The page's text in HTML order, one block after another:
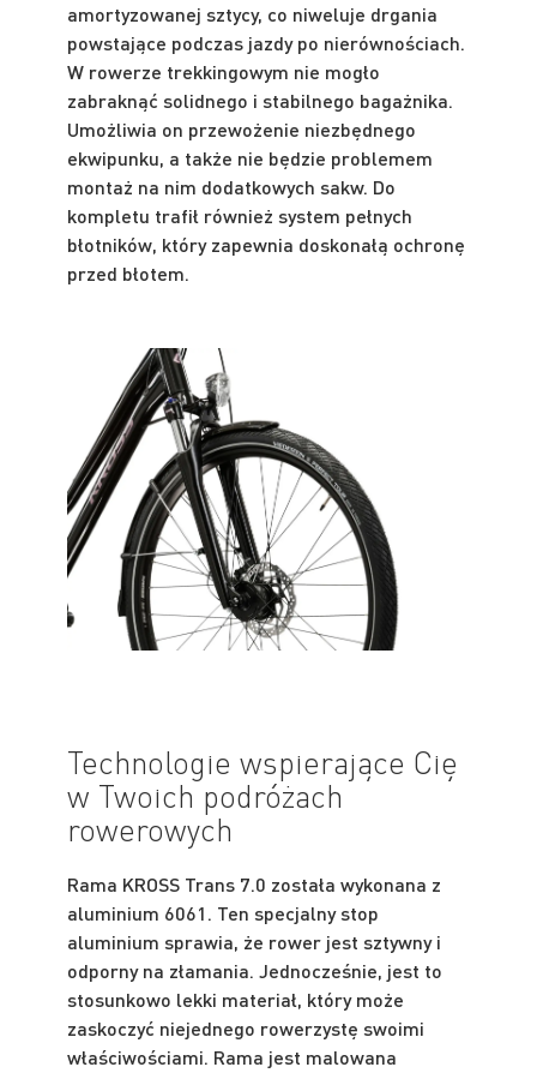
amortyzowanej sztycy, co niweluje drgania
powstające podczas jazdy po nierównościach.
W rowerze trekkingowym nie mogło
zabraknąć solidnego i stabilnego bagażnika.
Umożliwia on przewożenie niezbędnego
ekwipunku, a także nie będzie problemem
montaż na nim dodatkowych sakw. Do
kompletu trafił również system pełnych
błotników, który zapewnia doskonałą ochronę
przed błotem.
Technologie wspierające Cię
w Twoich podróżach
rowerowych
Rama KROSS Trans 7.0 została wykonana z
aluminium 6061. Ten specjalny stop
aluminium sprawia, że rower jest sztywny i
odporny na złamania. Jednocześnie, jest to
stosunkowo lekki materiał, który może
zaskoczyć niejednego rowerzystę swoimi
właściwościami. Rama jest malowana